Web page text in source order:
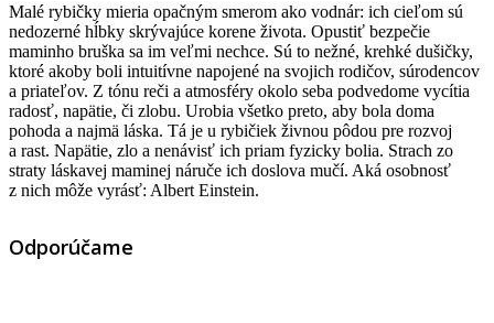
Malé rybičky mieria opačným smerom ako vodnár: ich cieľom sú
nedozerné hĺbky skrývajúce korene života. Opustiť bezpečie
maminho bruška sa im veľmi nechce. Sú to nežné, krehké dušičky,
ktoré akoby boli intuitívne napojené na svojich rodičov, súrodencov
a priateľov. Z tónu reči a atmosféry okolo seba podvedome vycítia
radosť, napätie, či zlobu. Urobia všetko preto, aby bola doma
pohoda a najmä láska. Tá je u rybičiek živnou pôdou pre rozvoj
a rast. Napätie, zlo a nenávisť ich priam fyzicky bolia. Strach zo
straty láskavej maminej náruče ich doslova mučí. Aká osobnosť
z nich môže vyrásť: Albert Einstein.
Odporúčame